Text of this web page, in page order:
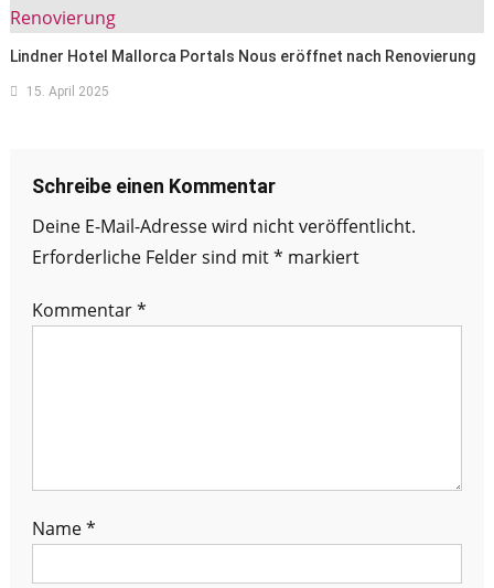
Lindner Hotel Mallorca Portals Nous eröffnet nach Renovierung
15. April 2025
Schreibe einen Kommentar
Deine E-Mail-Adresse wird nicht veröffentlicht.
Erforderliche Felder sind mit* markiert
Kommentar*
Name*